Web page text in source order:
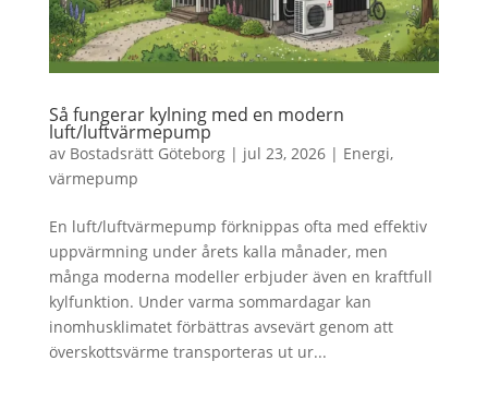
Så fungerar kylning med en modern
luft/luftvärmepump
av Bostadsrätt Göteborg| jul 23, 2026| Energi,
värmepump
En luft/luftvärmepump förknippas ofta med effektiv
uppvärmning under årets kalla månader, men
många moderna modeller erbjuder även en kraftfull
kylfunktion. Under varma sommardagar kan
inomhusklimatet förbättras avsevärt genom att
överskottsvärme transporteras ut ur...